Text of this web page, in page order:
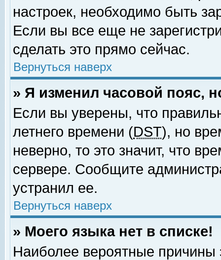
настроек, необходимо быть
Если вы все еще не
сделать это прямо сейчас.
Вернуться наверх
» Я изменил часовой пояс,
Если вы уверены, что
летнего времени (DST), но
неверно, то это значит, что
сервере. Сообщите
устранил ее.
Вернуться наверх
» Моего языка нет в списке!
Наиболее вероятные причины